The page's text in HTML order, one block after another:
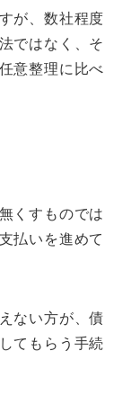
が、数社程度
ではなく、そ
意整理に比べ
くすものでは
払いを進めて
ない方が、債
てもらう手続